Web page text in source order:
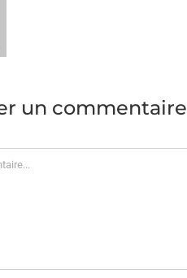
un commentaire